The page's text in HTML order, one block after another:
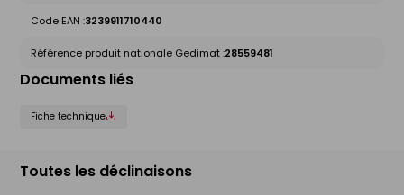
Code EAN :3239911710440
Référence produit nationale Gedimat :28559481
Documents liés
Fiche technique
Toutes les déclinaisons